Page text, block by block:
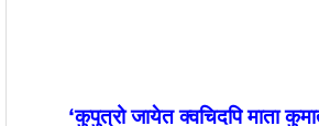
‘कुपुत्रो जायेत क्वचिदपि माता